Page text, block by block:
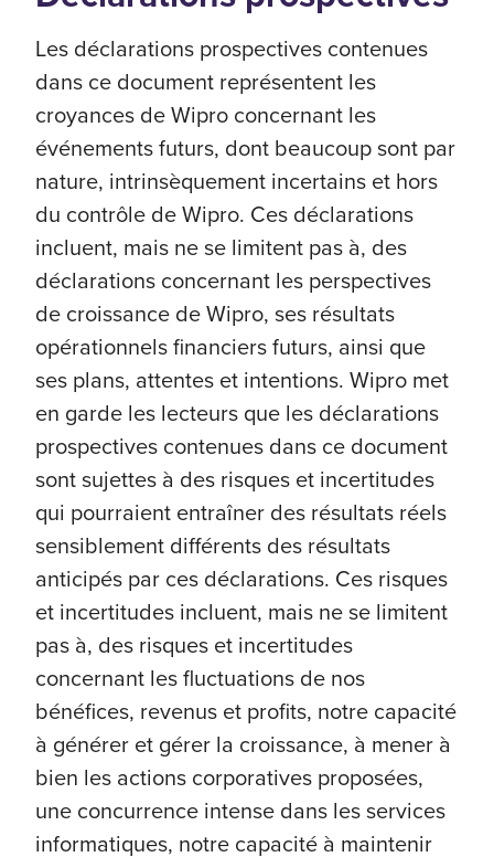
Les déclarations prospectives contenues
dans ce document représentent les
croyances de Wipro concernant les
événements futurs, dont beaucoup sont par
nature, intrinsèquement incertains et hors
du contrôle de Wipro. Ces déclarations
incluent, mais ne se limitent pas à, des
déclarations concernant les perspectives
de croissance de Wipro, ses résultats
opérationnels financiers futurs, ainsi que
ses plans, attentes et intentions. Wipro met
en garde les lecteurs que les déclarations
prospectives contenues dans ce document
sont sujettes à des risques et incertitudes
qui pourraient entraîner des résultats réels
sensiblement différents des résultats
anticipés par ces déclarations. Ces risques
et incertitudes incluent, mais ne se limitent
pas à, des risques et incertitudes
concernant les fluctuations de nos
bénéfices, revenus et profits, notre capacité
à générer et gérer la croissance, à mener à
bien les actions corporatives proposées,
une concurrence intense dans les services
informatiques, notre capacité à maintenir